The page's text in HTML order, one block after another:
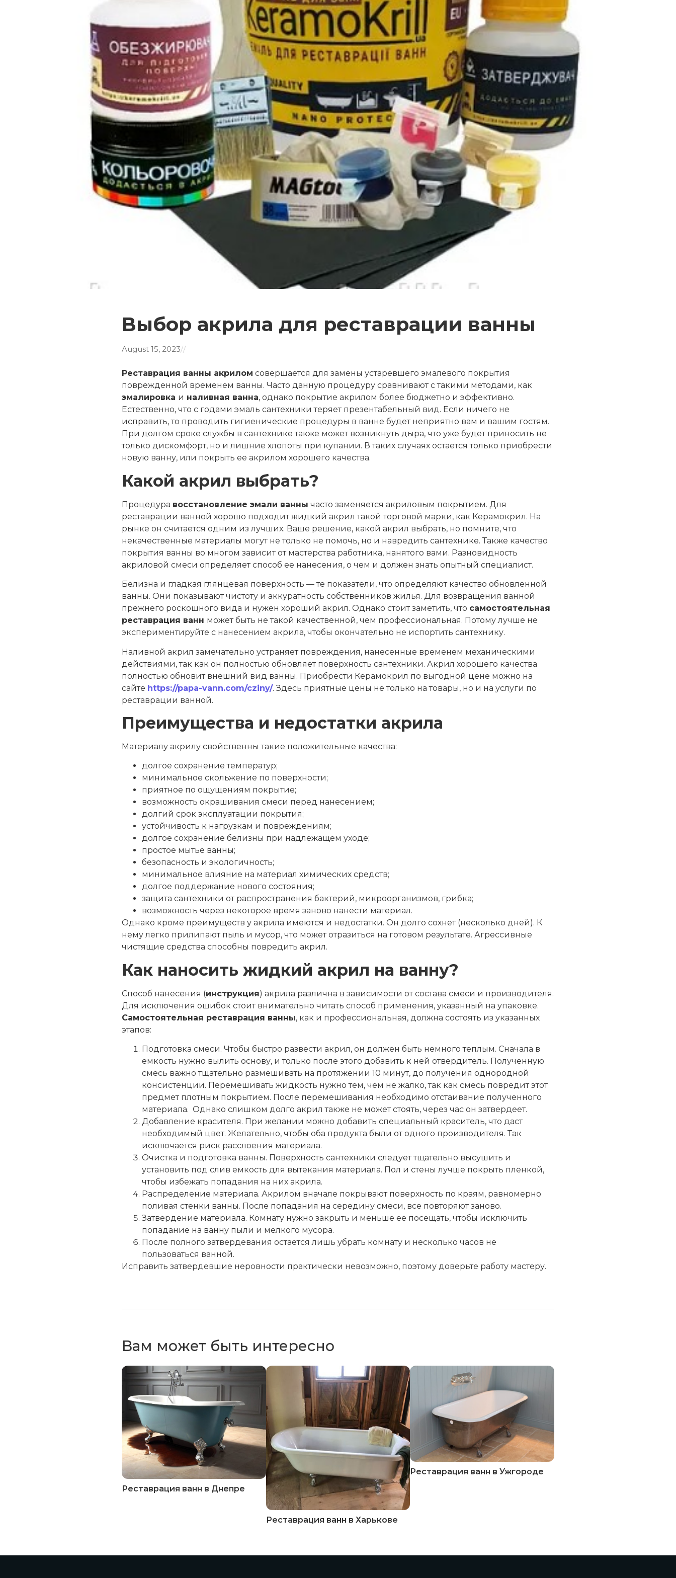
Выбор акрила для реставрации ванны
August 15, 2023//
Реставрация ванны акрилом совершается для замены устаревшего эмалевого покрытия
поврежденной временем ванны. Часто данную процедуру сравнивают с такими методами, как
эмалировка и наливная ванна, однако покрытие акрилом более бюджетно и эффективно.
Естественно, что с годами эмаль сантехники теряет презентабельный вид. Если ничего не
исправить, то проводить гигиенические процедуры в ванне будет неприятно вам и вашим гостям.
При долгом сроке службы в сантехнике также может возникнуть дыра, что уже будет приносить не
только дискомфорт, но и лишние хлопоты при купании. В таких случаях остается только приобрести
новую ванну, или покрыть ее акрилом хорошего качества.
Какой акрил выбрать?
Процедура восстановление эмали ванны часто заменяется акриловым покрытием. Для
реставрации ванной хорошо подходит жидкий акрил такой торговой марки, как Керамокрил. На
рынке он считается одним из лучших. Ваше решение, какой акрил выбрать, но помните, что
некачественные материалы могут не только не помочь, но и навредить сантехнике. Также качество
покрытия ванны во многом зависит от мастерства работника, нанятого вами. Разновидность
акриловой смеси определяет способ ее нанесения, о чем и должен знать опытный специалист.
Белизна и гладкая глянцевая поверхность — те показатели, что определяют качество обновленной
ванны. Они показывают чистоту и аккуратность собственников жилья. Для возвращения ванной
прежнего роскошного вида и нужен хороший акрил. Однако стоит заметить, что самостоятельная
реставрация ванн может быть не такой качественной, чем профессиональная. Потому лучше не
экспериментируйте с нанесением акрила, чтобы окончательно не испортить сантехнику.
Наливной акрил замечательно устраняет повреждения, нанесенные временем механическими
действиями, так как он полностью обновляет поверхность сантехники. Акрил хорошего качества
полностью обновит внешний вид ванны. Приобрести Керамокрил по выгодной цене можно на
сайте https://papa-vann.com/cziny/. Здесь приятные цены не только на товары, но и на услуги по
реставрации ванной.
Преимущества и недостатки акрила
Материалу акрилу свойственны такие положительные качества:
долгое сохранение температур;
минимальное скольжение по поверхности;
приятное по ощущениям покрытие;
возможность окрашивания смеси перед нанесением;
долгий срок эксплуатации покрытия;
устойчивость к нагрузкам и повреждениям;
долгое сохранение белизны при надлежащем уходе;
простое мытье ванны;
безопасность и экологичность;
минимальное влияние на материал химических средств;
долгое поддержание нового состояния;
защита сантехники от распространения бактерий, микроорганизмов, грибка;
возможность через некоторое время заново нанести материал.
Однако кроме преимуществ у акрила имеются и недостатки. Он долго сохнет (несколько дней). К
нему легко прилипают пыль и мусор, что может отразиться на готовом результате. Агрессивные
чистящие средства способны повредить акрил.
Как наносить жидкий акрил на ванну?
Способ нанесения (инструкция) акрила различна в зависимости от состава смеси и производителя.
Для исключения ошибок стоит внимательно читать способ применения, указанный на упаковке.
Самостоятельная реставрация ванны, как и профессиональная, должна состоять из указанных
этапов:
Подготовка смеси. Чтобы быстро развести акрил, он должен быть немного теплым. Сначала в
емкость нужно вылить основу, и только после этого добавить к ней отвердитель. Полученную
смесь важно тщательно размешивать на протяжении 10 минут, до получения однородной
консистенции. Перемешивать жидкость нужно тем, чем не жалко, так как смесь повредит этот
предмет плотным покрытием. После перемешивания необходимо отстаивание полученного
материала. Однако слишком долго акрил также не может стоять, через час он затвердеет.
Добавление красителя. При желании можно добавить специальный краситель, что даст
необходимый цвет. Желательно, чтобы оба продукта были от одного производителя. Так
исключается риск расслоения материала.
Очистка и подготовка ванны. Поверхность сантехники следует тщательно высушить и
установить под слив емкость для вытекания материала. Пол и стены лучше покрыть пленкой,
чтобы избежать попадания на них акрила.
Распределение материала. Акрилом вначале покрывают поверхность по краям, равномерно
поливая стенки ванны. После попадания на середину смеси, все повторяют заново.
Затвердение материала. Комнату нужно закрыть и меньше ее посещать, чтобы исключить
попадание на ванну пыли и мелкого мусора.
После полного затвердевания остается лишь убрать комнату и несколько часов не
пользоваться ванной.
Исправить затвердевшие неровности практически невозможно, поэтому доверьте работу мастеру.
Вам может быть интересно
Реставрация ванн в Днепре
Реставрация ванн в Харькове
Реставрация ванн в Ужгороде